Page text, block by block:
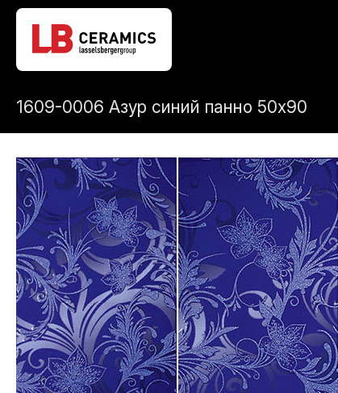
1609-0006 Азур синий панно 50x90